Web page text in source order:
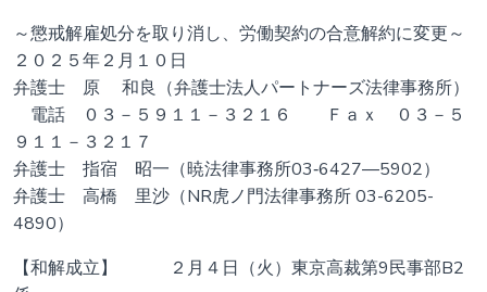
～懲戒解雇処分を取り消し、労働契約の合意解約に変更～
２０２５年２月１０日
弁護士 原 和良（弁護士法人パートナーズ法律事務所）
電話 ０３－５９１１－３２１６ Ｆａｘ ０３－５
９１１－３２１７
弁護士 指宿 昭一（暁法律事務所03‐6427―5902）
弁護士 高橋 里沙（NR虎ノ門法律事務所 03-6205-
4890）
【和解成立】 ２月４日（火）東京高裁第9民事部B2